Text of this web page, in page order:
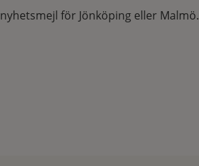
för Jönköping eller Malmö.